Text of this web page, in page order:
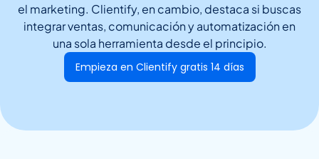
el marketing. Clientify, en cambio, destaca si buscas
integrar ventas, comunicación y automatización en
una sola herramienta desde el principio.
Empieza en Clientify gratis 14 días